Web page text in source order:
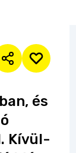
és
Kívül-